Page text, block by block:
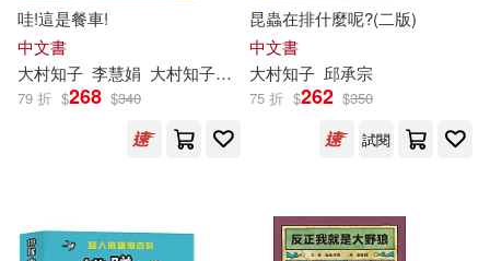
一個月內上市新品(1)
(可複選)
哇!這是餐車!
中文書
大村知子 李慧娟 大村知子（おーむらともこ）
79 折 $268 $340
昆蟲在排什麼呢?(二版)
中文書
大村知子 邱承宗
75 折 $262 $350
試閱